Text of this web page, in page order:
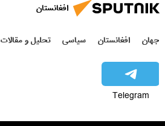
افغانستان
جهان افغانستان سیاسی تحلیل و مقالات
Telegram